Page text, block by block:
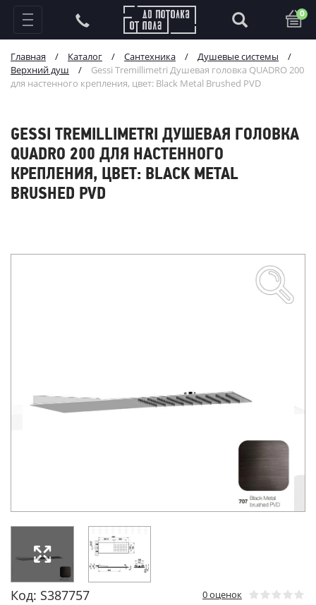
0
Главная / Каталог / Сантехника / Душевые системы
/
Верхний душ
/
Gessi Tremillimetri Душевая головка QUADRO 200
для настенного крепления, цвет: Black Metal Brushed PVD
GESSI TREMILLIMETRI ДУШЕВАЯ ГОЛОВКА
QUADRO 200 ДЛЯ НАСТЕННОГО
КРЕПЛЕНИЯ, ЦВЕТ: BLACK METAL
BRUSHED PVD
Код: S387757 0 оценок